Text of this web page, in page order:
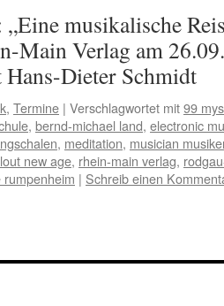
„Eine musikalische
Main Verlag am
Dieter Schmidt
, Termine | Verschlagwortet mit99
, bernd-michael land, electronic
, meditation, musician
new age, rhein-main verlag,
| Schreib einen